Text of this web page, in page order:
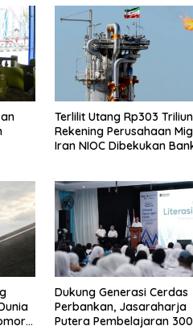
Terlilit Utang Rp303
Rekening Perusahaan
Iran NIOC Dibekukan
Dukung Generasi Cerdas
Perbankan, Jasaraharja
Putera Pembelajaran 300